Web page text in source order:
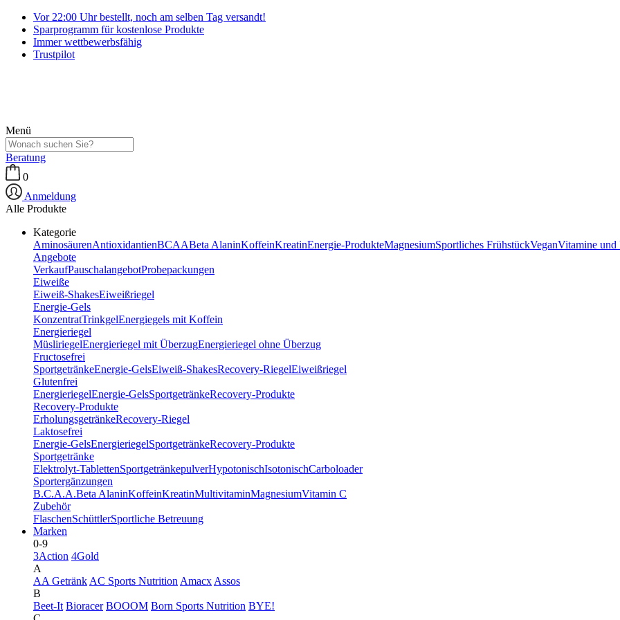
Vor 22:00 Uhr bestellt, noch am selben Tag versandt!
Sparprogramm für kostenlose Produkte
Immer wettbewerbsfähig
Trustpilot
Menü
Beratung
0
Anmeldung
Alle Produkte
Kategorie
AminosäurenAntioxidantienBCAABeta AlaninKoffeinKreatinEnergie-ProdukteMagnesiumSportliches FrühstückVeganVitamine und
Angebote
VerkaufPauschalangebotProbepackungen
Eiweiße
Eiweiß-ShakesEiweißriegel
Energie-Gels
KonzentratTrinkgelEnergiegels mit Koffein
Energieriegel
MüsliriegelEnergieriegel mit ÜberzugEnergieriegel ohne Überzug
Fructosefrei
SportgetränkeEnergie-GelsEiweiß-ShakesRecovery-RiegelEiweißriegel
Glutenfrei
EnergieriegelEnergie-GelsSportgetränkeRecovery-Produkte
Recovery-Produkte
ErholungsgetränkeRecovery-Riegel
Laktosefrei
Energie-GelsEnergieriegelSportgetränkeRecovery-Produkte
Sportgetränke
Elektrolyt-TablettenSportgetränkepulverHypotonischIsotonischCarboloader
Sportergänzungen
B.C.A.A.Beta AlaninKoffeinKreatinMultivitaminMagnesiumVitamin C
Zubehör
FlaschenSchüttlerSportliche Betreuung
Marken
0-9
3Action 4Gold
A
AA Getränk AC Sports Nutrition Amacx Assos
B
Beet-It Bioracer BOOOM Born Sports Nutrition BYE!